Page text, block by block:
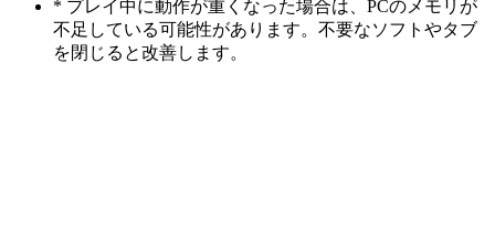
* プレイ中に動作が重くなった場合は、PCのメモリが
不足している可能性があります。不要なソフトやタブ
を閉じると改善します。